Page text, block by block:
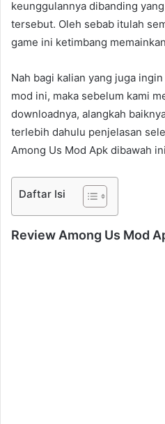
keunggulannya dibanding
tersebut. Oleh sebab itulah
game ini ketimbang
Nah bagi kalian yang juga
mod ini, maka sebelum kami
downloadnya, alangkah
terlebih dahulu penjelasan
Among Us Mod Apk dibawah
Daftar Isi
Review Among Us Mod